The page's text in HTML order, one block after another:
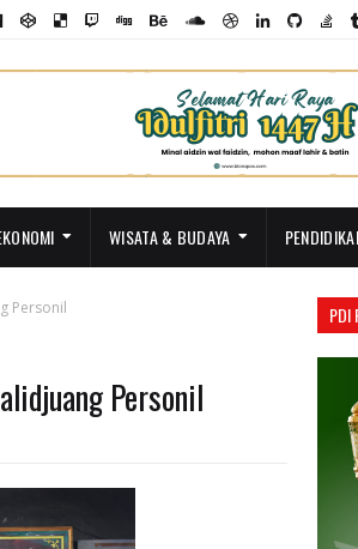
WISATA & BUDAYA
Personil
Personil
PDI